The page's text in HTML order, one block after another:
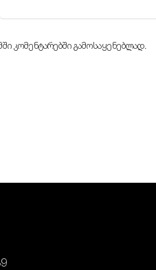
კომენტარებში გამოსაყენებლად.